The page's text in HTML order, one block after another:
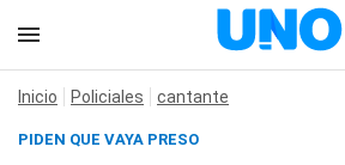
Inicio Policiales cantante
PIDEN QUE VAYA PRESO